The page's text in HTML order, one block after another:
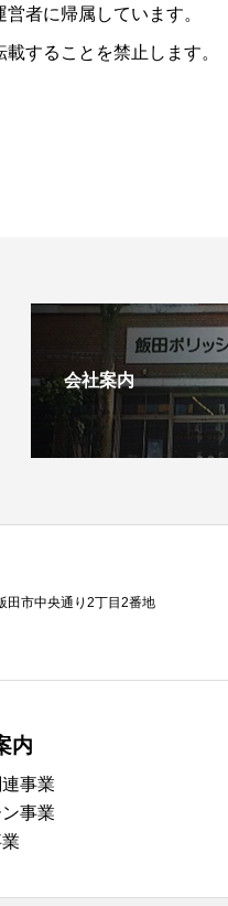
者に帰属しています。
することを禁止します。
会社案内
田市中央通り2丁目2番地
内
事業
ン事業